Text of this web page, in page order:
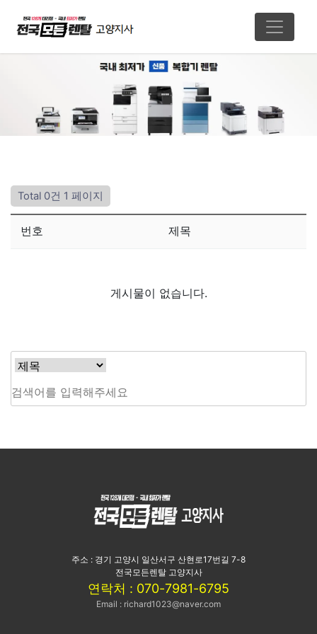
Total 0건 1 페이지
번호 제목
게시물이 없습니다.
주소 : 경기 고양시 일산서구 산현로17번길 7-8
전국모든렌탈 고양지사
연락처 : 070-7981-6795
Email : richard1023@naver.com